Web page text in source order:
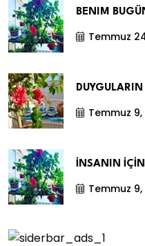
BENIM
Temmuz
Temmuz
İNSANIN
Temmuz